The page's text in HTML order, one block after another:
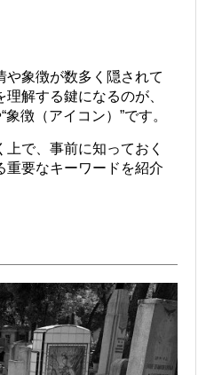
や象徴が数多く隠されて
解する鍵になるのが、
象徴（アイコン）”です。
で、事前に知っておく
重要なキーワードを紹介